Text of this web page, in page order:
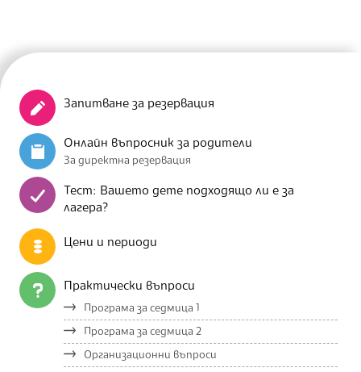
Запитване за резервация
Онлайн въпросник за родители
За директна резервация
Тест: Вашето дете подходящо ли е за
лагера?
Цени и периоди
Практически въпроси
Програма за седмица 1
Програма за седмица 2
Организационни въпроси